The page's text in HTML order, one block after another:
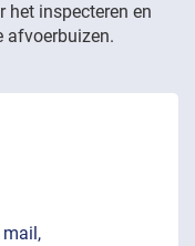
inspecteren en
afvoerbuizen.